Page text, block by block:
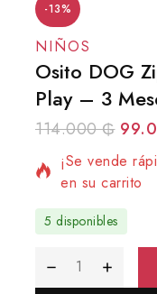
-13%
NIÑOS
Osito DOG
Play – 3
114.000₲
6 productos
¡Se vende
en su carrito
5 disponibles